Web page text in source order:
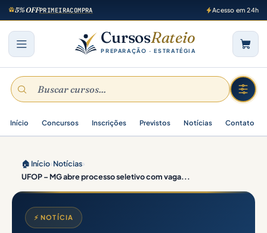
5% OFFPRIMEIRACOMPRA Acesso em 24h
CursosRateio
PREPARAÇÃO · ESTRATÉGIA
Início Concursos Inscrições Previstos Notícias Contato
🏠 Início›Notícias›
UFOP – MG abre processo seletivo com vaga...
⚡ NOTÍCIA